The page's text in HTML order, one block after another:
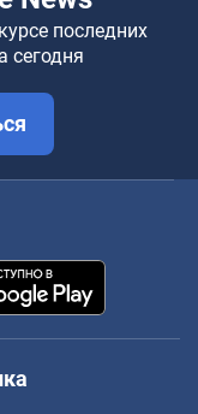
последних
сегодня